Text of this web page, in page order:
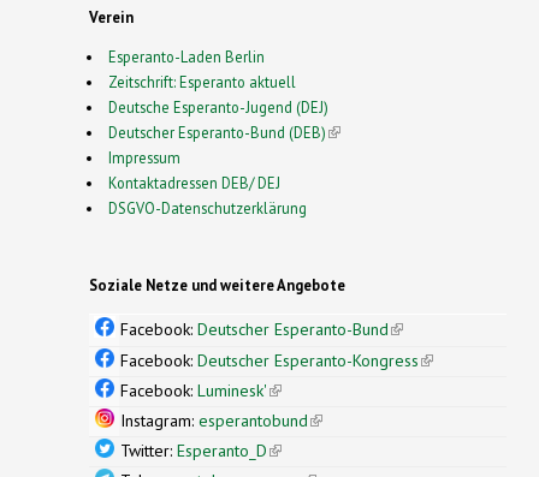
Verein
Esperanto-Laden Berlin
Zeitschrift: Esperanto aktuell
Deutsche Esperanto-Jugend (DEJ)
Deutscher Esperanto-Bund (DEB)(link is external)
Impressum
Kontaktadressen DEB/ DEJ
DSGVO-Datenschutzerklärung
Soziale Netze und weitere Angebote
Facebook: Deutscher Esperanto-Bund(link is
external)
Facebook: Deutscher Esperanto-Kongress(link is
Facebook: Luminesk'(link is external)
Instagram: esperantobund(link is external)
Twitter: Esperanto_D(link is external)